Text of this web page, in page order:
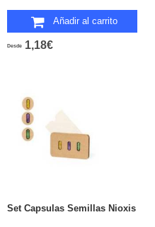
Añadir al carrito
Desde 1,18€
Set Capsulas Semillas Nioxis